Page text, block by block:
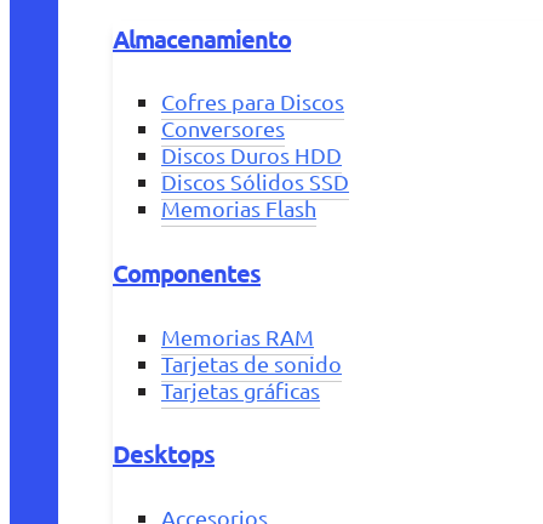
Almacenamiento
Cofres para Discos
Conversores
Discos Duros HDD
Discos Sólidos SSD
Memorias Flash
Componentes
Memorias RAM
Tarjetas de sonido
Tarjetas gráficas
Desktops
Accesorios